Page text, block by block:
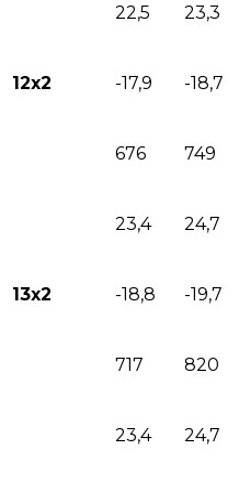
12х2
22,5 23,3
-17,9 -18,7
676 749
13х2
23,4 24,7
-18,8 -19,7
717 820
23,4 24,7